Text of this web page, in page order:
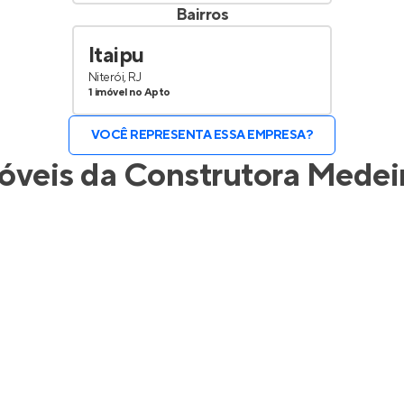
Bairros
Itaipu
Niterói, RJ
1 imóvel no Apto
VOCÊ REPRESENTA ESSA EMPRESA?
da Construtora